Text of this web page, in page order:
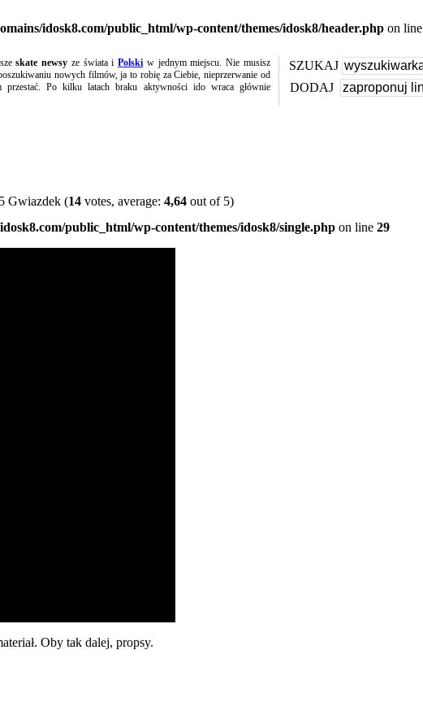
idosk8.com/public_html/wp-content/themes/idosk8/header.php on line
skate newsy ze świata iPolski w jednym miejscu. Nie musisz
nowych filmów, ja to robię za Ciebie, nieprzerwanie od
Po kilku latach braku aktywności ido wraca głównie
SZUKAJ
DODAJ
(14 votes, average: 4,64 out of 5)
public_html/wp-content/themes/idosk8/single.php on line 29
Oby tak dalej, propsy.